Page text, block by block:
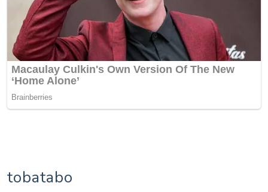
tobatabo